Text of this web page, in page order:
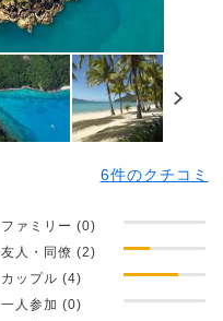
6件のクチコミ
ファミリー (0)
友人・同僚 (2)
カップル (4)
一人参加 (0)